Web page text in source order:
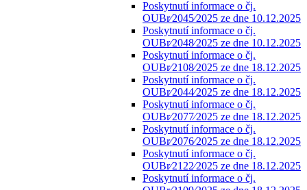
Poskytnutí informace o čj.
OUBr⁄2045⁄2025 ze dne 10.12.2025
Poskytnutí informace o čj.
OUBr⁄2048⁄2025 ze dne 10.12.2025
Poskytnutí informace o čj.
OUBr⁄2108⁄2025 ze dne 18.12.2025
Poskytnutí informace o čj.
OUBr⁄2044⁄2025 ze dne 18.12.2025
Poskytnutí informace o čj.
OUBr⁄2077⁄2025 ze dne 18.12.2025
Poskytnutí informace o čj.
OUBr⁄2076⁄2025 ze dne 18.12.2025
Poskytnutí informace o čj.
OUBr⁄2122⁄2025 ze dne 18.12.2025
Poskytnutí informace o čj.